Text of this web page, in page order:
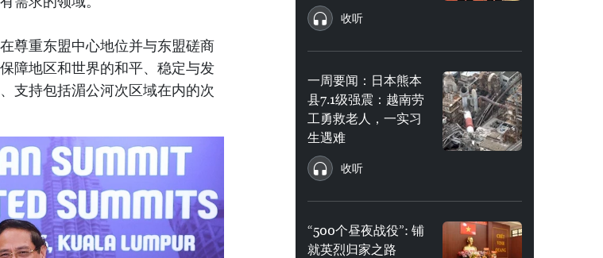
尊重东盟中心地位并与东盟磋商
障地区和世界的和平、稳定与发
支持包括湄公河次区域在内的次
收听
一周要闻：日本熊本
县7.1级强震：越南劳
工勇救老人，一实习
生遇难
收听
“500个昼夜战役”: 铺
就英烈归家之路